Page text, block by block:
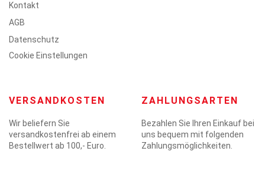
Kontakt
AGB
Datenschutz
Cookie Einstellungen
VERSANDKOSTEN
Wir beliefern Sie
versandkostenfrei ab einem
Bestellwert ab 100,- Euro.
ZAHLUNGSARTEN
Bezahlen Sie Ihren Einkauf bei
uns bequem mit folgenden
Zahlungsmöglichkeiten.